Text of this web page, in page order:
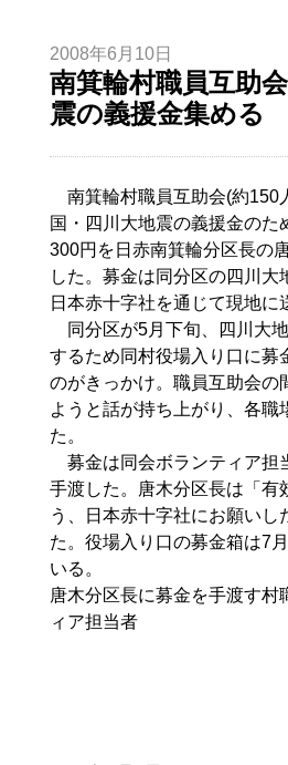
2008年6月10日
南箕輪村職員互助
震の義援金集める
南箕輪村職員互助会(約150
国・四川大地震の義援金のた
300円を日赤南箕輪分区長の
した。募金は同分区の四川大
日本赤十字社を通じて現地に
同分区が5月下旬、四川大
するため同村役場入り口に募
のがきっかけ。職員互助会の
ようと話が持ち上がり、各職
た。
募金は同会ボランティア担
手渡した。唐木分区長は「有
う、日本赤十字社にお願いし
た。役場入り口の募金箱は7
いる。
唐木分区長に募金を手渡す村
ィア担当者